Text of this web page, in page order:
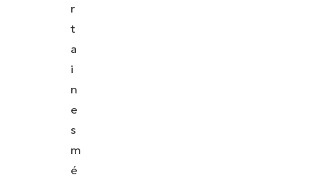
r
t
a
i
n
e
s
m
é